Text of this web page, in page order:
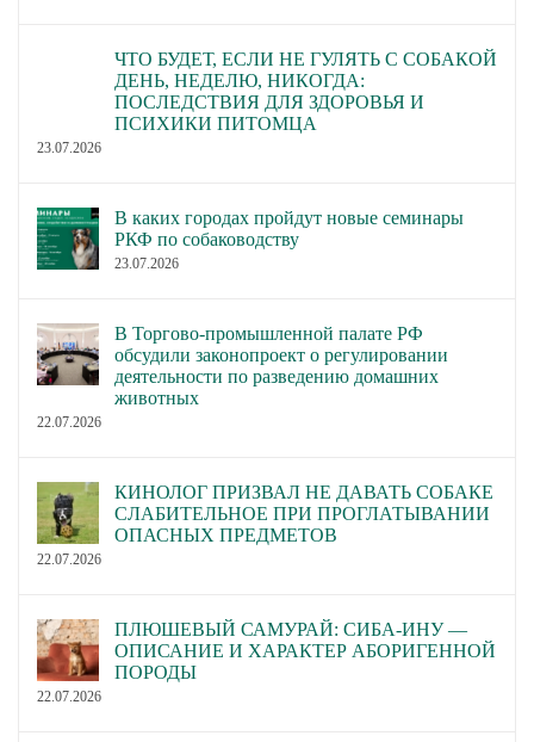
ЧТО БУДЕТ, ЕСЛИ НЕ ГУЛЯТЬ С СОБАКОЙ
ДЕНЬ, НЕДЕЛЮ, НИКОГДА:
ПОСЛЕДСТВИЯ ДЛЯ ЗДОРОВЬЯ И
ПСИХИКИ ПИТОМЦА
23.07.2026
В каких городах пройдут новые семинары
РКФ по собаководству
23.07.2026
В Торгово-промышленной палате РФ
обсудили законопроект о регулировании
деятельности по разведению домашних
животных
22.07.2026
КИНОЛОГ ПРИЗВАЛ НЕ ДАВАТЬ СОБАКЕ
СЛАБИТЕЛЬНОЕ ПРИ ПРОГЛАТЫВАНИИ
ОПАСНЫХ ПРЕДМЕТОВ
22.07.2026
ПЛЮШЕВЫЙ САМУРАЙ: СИБА-ИНУ —
ОПИСАНИЕ И ХАРАКТЕР АБОРИГЕННОЙ
ПОРОДЫ
22.07.2026